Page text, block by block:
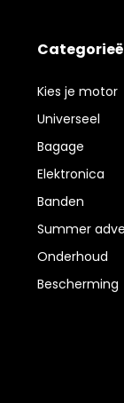
Kies je motor
Universeel
Bagage
Elektronica
Banden
Summer
Onderhoud
Bescherming